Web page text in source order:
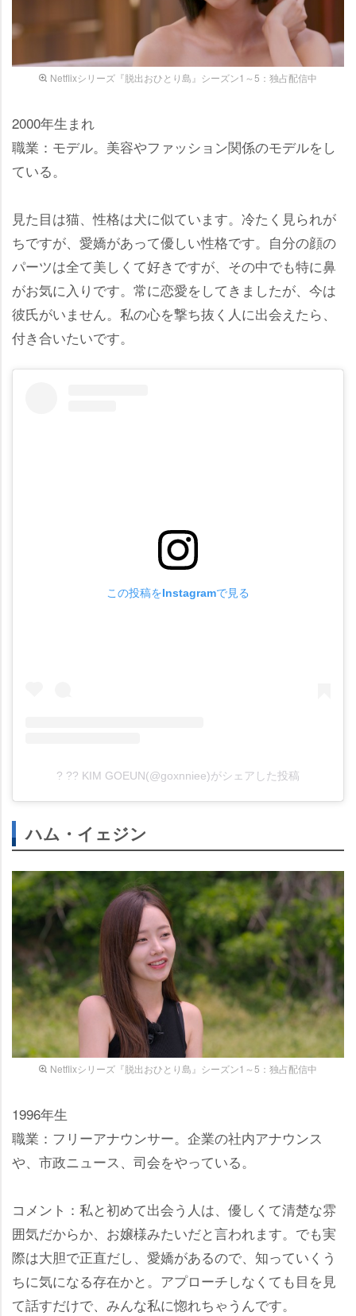
Netflixシリーズ『脱出おひとり島』シーズン1～5：独占配信中
2000年生まれ
職業：モデル。美容やファッション関係のモデルをし
ている。
見た目は猫、性格は犬に似ています。冷たく見られが
ちですが、愛嬌があって優しい性格です。自分の顔の
パーツは全て美しくて好きですが、その中でも特に鼻
がお気に入りです。常に恋愛をしてきましたが、今は
彼氏がいません。私の心を撃ち抜く人に出会えたら、
付き合いたいです。
この投稿をInstagramで見る
? ?? KIM GOEUN(@goxnniee)がシェアした投稿
ハム・イェジン
Netflixシリーズ『脱出おひとり島』シーズン1～5：独占配信中
1996年生
職業：フリーアナウンサー。企業の社内アナウンス
、市政ニュース、司会をやっている。
コメント：私と初めて出会う人は、優しくて清楚な雰
囲気だからか、お嬢様みたいだと言われます。でも実
際は大胆で正直だし、愛嬌があるので、知っていくう
ちに気になる存在かと。アプローチしなくても目を見
て話すだけで、みんな私に惚れちゃうんです。